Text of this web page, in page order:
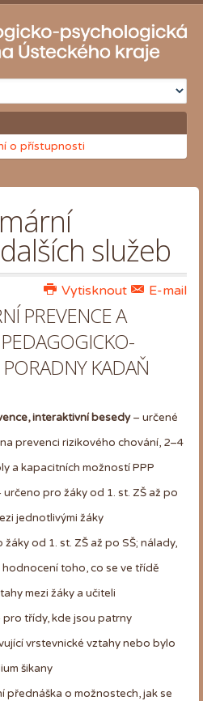
o přístupnosti
služeb
E-mail
Vytisknout
PREVENCE A
PEDAGOGICKO-
KADAŇ
interaktivní besedy– určené
prevenci rizikového chování, 2–4
a kapacitních možností PPP
pro žáky od 1. st. ZŠ až po
jednotlivými žáky
od 1. st. ZŠ až po SŠ; nálady,
toho, co se ve třídě
mezi žáky a učiteli
třídy, kde jsou patrny
vrstevnické vztahy nebo bylo
šikany
přednáška o možnostech, jak se